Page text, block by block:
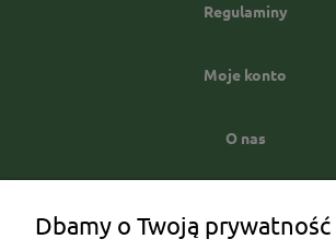
Regulaminy
Moje konto
O nas
Dbamy o Twoją prywatność